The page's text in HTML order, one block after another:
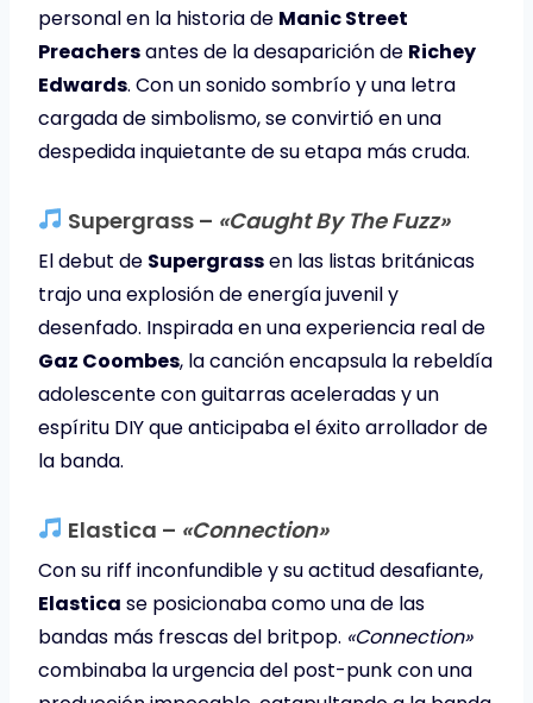
personal en la historia de Manic Street
Preachersantes de la desaparición de Richey
Edwards. Con un sonido sombrío y una letra
cargada de simbolismo, se convirtió en una
despedida inquietante de su etapa más cruda.
Supergrass – «Caught By The Fuzz»
El debut de Supergrassen las listas británicas
trajo una explosión de energía juvenil y
desenfado. Inspirada en una experiencia real de
Gaz Coombes, la canción encapsula la rebeldía
adolescente con guitarras aceleradas y un
espíritu DIY que anticipaba el éxito arrollador de
la banda.
Elastica – «Connection»
Con su riff inconfundible y su actitud desafiante,
Elastica se posicionaba como una de las
bandas más frescas del britpop. «Connection»
combinaba la urgencia del post-punk con una